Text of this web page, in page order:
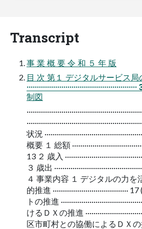
Transcript
事 業 概 要 令 和 ５ 年 版
目 次 第１ デジタルサービス局
制図
状況
概要 １ 総額
13 ２ 歳入
３ 歳出
４ 事業内容 １ デジタルの力を
的推進
トの推進
けるＤＸの推進
区市町村との協働によるＤＸ